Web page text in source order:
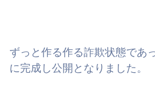
ずっと作る作る詐欺状態であ
に完成し公開となりました。